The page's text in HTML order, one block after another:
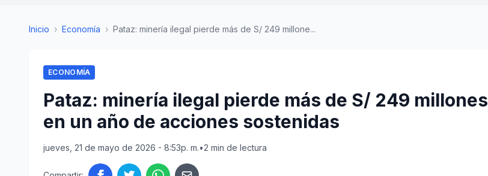
Inicio › Economía › Pataz: minería ilegal pierde más de S/ 249 millone...
ECONOMÍA
Pataz: minería ilegal pierde más de S/ 249 millones
en un año de acciones sostenidas
jueves, 21 de mayo de 2026 - 8:53p. m.•2 min de lectura